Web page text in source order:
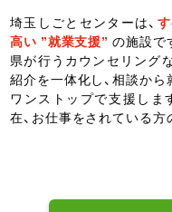
埼玉しごとセンターは、
高い ”就業支援” の施設で
県が行うカウンセリング
紹介を一体化し、相談か
ワンストップで支援しま
在、お仕事をされている